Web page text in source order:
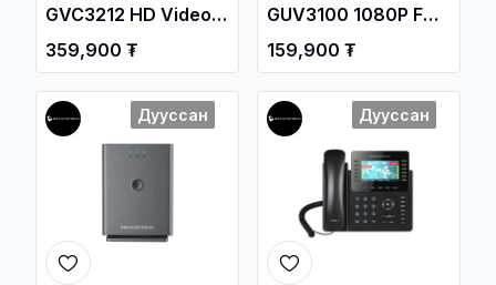
GVC3212 HD Video
Conferencing
Endpoint / Веб
камер /
359,900 ₮
GUV3100 1080P FHD
USB Webcam / Веб
камер /
159,900 ₮
Дууссан Дууссан